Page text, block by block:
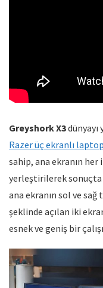
Greyshork X3
Razer üç ekranlı laptop
sahip, ana ekranın her
yerleştirilerek sonuçta
ana ekranın sol ve
şeklinde açılan iki
esnek ve geniş bir